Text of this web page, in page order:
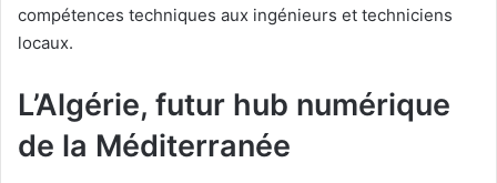
compétences techniques aux ingénieurs et techniciens
locaux.
L’Algérie, futur hub numérique
de la Méditerranée